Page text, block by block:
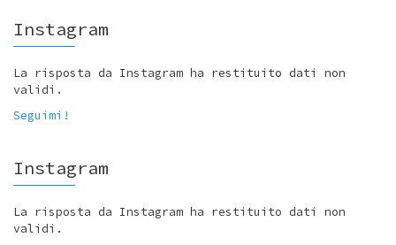
Instagram
La risposta da Instagram ha restituito dati non
validi.
Seguimi!
Instagram
La risposta da Instagram ha restituito dati non
validi.